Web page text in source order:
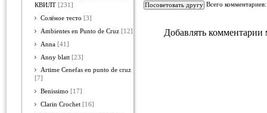
КВИЛТ [231]
Солёное тесто [3]
Ambientes en Punto de Cruz [12]
Anna [41]
Anny blatt [23]
Artime Cenefas en punto de cruz
[7]
Benissimo [17]
Clarin Crochet [16]
Всего
Добавлять комментарии